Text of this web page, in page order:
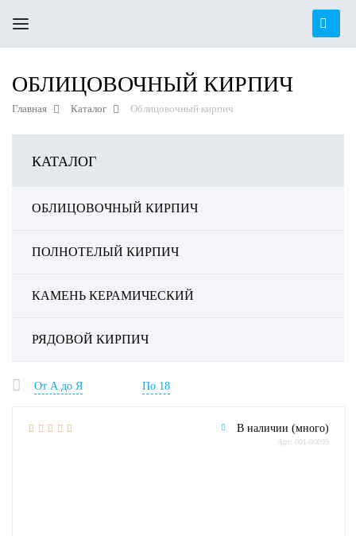
ОБЛИЦОВОЧНЫЙ КИРПИЧ
Главная Каталог Облицовочный кирпич
КАТАЛОГ
ОБЛИЦОВОЧНЫЙ КИРПИЧ
ПОЛНОТЕЛЫЙ КИРПИЧ
КАМЕНЬ КЕРАМИЧЕСКИЙ
РЯДОВОЙ КИРПИЧ
От А до Я По 18
В наличии (много)
Арт: 001-00099